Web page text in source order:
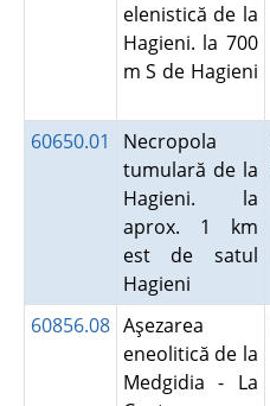
elenistică de la
Hagieni. la 700
m S de Hagieni
60650.01
Necropola
tumulară de la
Hagieni. la
aprox. 1 km
est de satul
Hagieni
60856.08 Aşezarea
eneolitică de la
Medgidia - La